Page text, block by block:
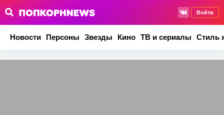
Войти
Новости Персоны Звезды Кино ТВ и сериалы Стиль